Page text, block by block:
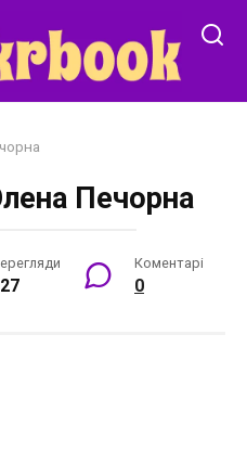
Печорна
Коментарі
0